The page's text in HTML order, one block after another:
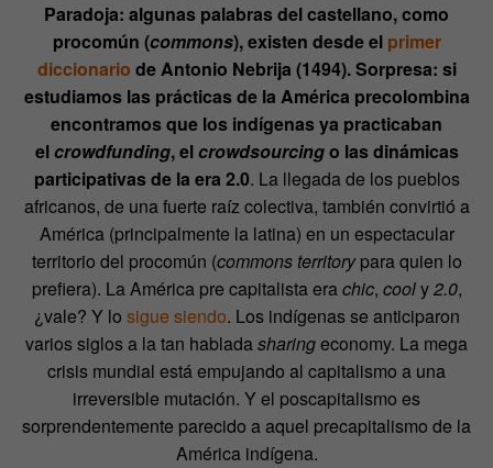
Paradoja: algunas palabras del castellano, como
procomún (commons), existen desde el primer
diccionario de Antonio Nebrija (1494). Sorpresa: si
estudiamos las prácticas de la América precolombina
encontramos que los indígenas ya practicaban
elcrowdfunding, elcrowdsourcingo las dinámicas
participativas de la era 2.0. La llegada de los pueblos
africanos, de una fuerte raíz colectiva, también convirtió a
América (principalmente la latina) en un espectacular
territorio del procomún (commons territorypara quien lo
prefiera). La América pre capitalista erachic, cooly2.0,
¿vale? Y lo sigue siendo. Los indígenas se anticiparon
varios siglos a la tan habladasharingeconomy. La mega
crisis mundial está empujando al capitalismo a una
irreversible mutación. Y el poscapitalismo es
sorprendentemente parecido a aquel precapitalismo de la
América indígena.